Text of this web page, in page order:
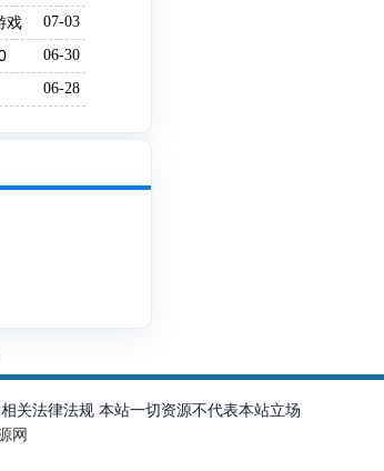
07-03
戏
06-30
06-28
关法律法规 本站一切资源不代表本站立场
网